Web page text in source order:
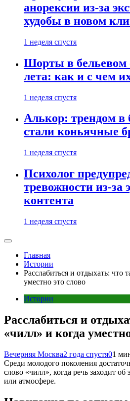
анорексии из-за
худобы в новом
1 неделя спустя
Шорты в бельевом
лета: как и с чем
1 неделя спустя
Алькор: трендом в
стали коньячные
1 неделя спустя
Психолог
тревожности из-за
контента
1 неделя спустя
Главная
Истории
Расслабиться и отдыхать: что
уместно это слово
Истории
Расслабиться и
«чилл» и когда
Вечерняя Москва2 года спустя01
Среди молодого поколения
слово «чилл», когда речь заходит
или атмосфере.